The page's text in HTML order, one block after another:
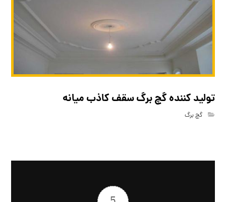
تولید کننده گچ برگ سقف کاذب میانه
گچ برگ